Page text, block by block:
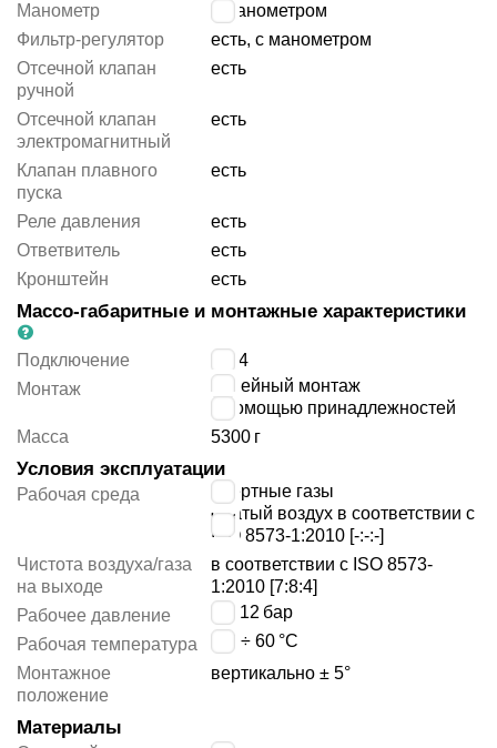
Манометр
с манометром
Фильтр-регулятор
есть, с манометром
Отсечной клапан
ручной
есть
Отсечной клапан
электромагнитный
есть
Клапан плавного
пуска
есть
Реле давления
есть
Ответвитель
есть
Кронштейн
есть
Массо-габаритные и монтажные характеристики
Подключение
G3/4
Монтаж
линейный монтаж
с помощью принадлежностей
Масса
5300 г
Условия эксплуатации
Рабочая среда
инертные газы
сжатый воздух в соответствии с
ISO 8573-1:2010 [-:-:-]
Чистота воздуха/газа
на выходе
в соответствии с ISO 8573-
1:2010 [7:8:4]
Рабочее давление
3 ÷ 12 бар
Рабочая температура
-10 ÷ 60 °C
Монтажное
положение
вертикально ± 5°
Материалы